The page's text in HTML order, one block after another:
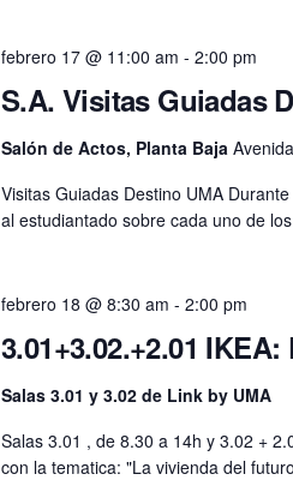
S.A. Visitas Guiadas
febrero 17 @ 11:00 am - 2:00 pm
Salón de Actos, Planta Baja
Visitas Guiadas Destino UMA
al estudiantado sobre cada uno de
3.01+3.02.+2.01
febrero 18 @ 8:30 am - 2:00 pm
Salas 3.01 y 3.02 de Link by UMA
Salas 3.01 , de 8.30 a 14h y 3.02 +
con la tematica: "La vivienda del